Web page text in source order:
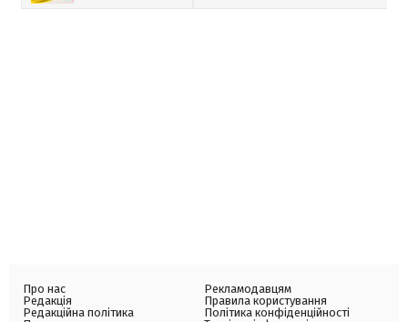
Про нас
Редакція
Редакційна політика
Рекламодавцям
Правила користування
Політика конфіденційності